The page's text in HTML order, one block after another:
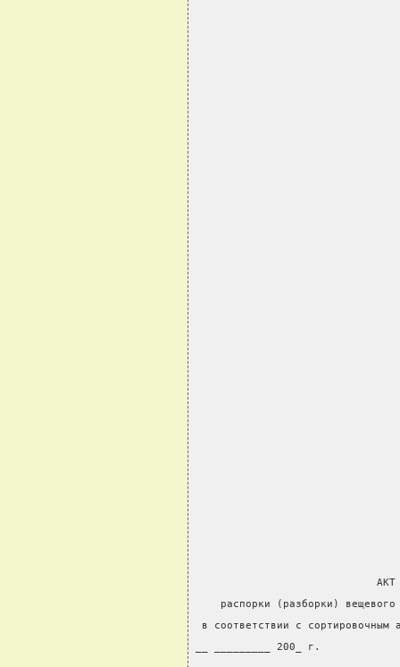
АКТ
распорки (разборки)
в соответствии с
__ _________ 200_ г.